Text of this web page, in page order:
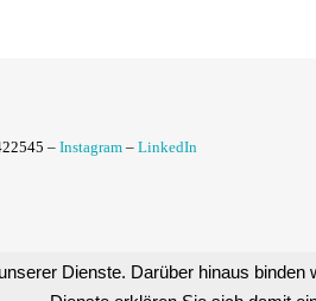
– Instagram – LinkedIn
Dienste. Darüber hinaus